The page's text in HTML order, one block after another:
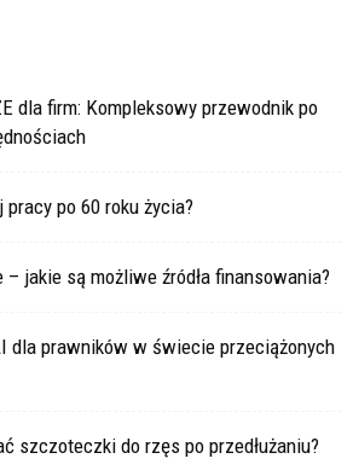
dla firm: Kompleksowy przewodnik po
po 60 roku życia?
jakie są możliwe źródła finansowania?
dla prawników w świecie przeciążonych
szczoteczki do rzęs po przedłużaniu?